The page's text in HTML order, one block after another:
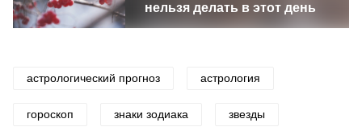
нельзя делать в этот день
астрологический прогноз астрология
гороскоп знаки зодиака звезды